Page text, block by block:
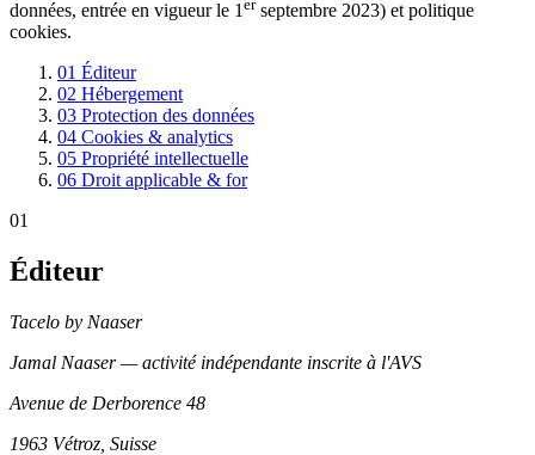
données, entrée en vigueur le 1 erseptembre 2023) et politique
cookies.
01 Éditeur
02 Hébergement
03 Protection des données
04 Cookies & analytics
05 Propriété intellectuelle
06 Droit applicable & for
01
Éditeur
Tacelo by Naaser
Jamal Naaser — activité indépendante inscrite à l'AVS
Avenue de Derborence 48
1963 Vétroz, Suisse